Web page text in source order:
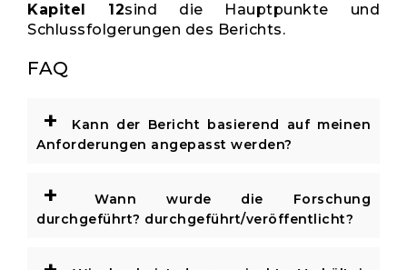
Kapitel 12sind die Hauptpunkte und
Schlussfolgerungen des Berichts.
FAQ
+
Kann der Bericht basierend auf meinen
Anforderungen angepasst werden?
+
Wann wurde die Forschung
durchgeführt? durchgeführt/veröffentlicht?